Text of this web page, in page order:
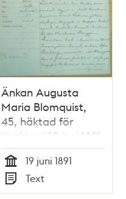
Änkan Augusta
Maria Blomquist,
45, häktad för
lösdriveri 19 juni 1891
- polisförhör
Tid
19 juni 1891
Typ
Text